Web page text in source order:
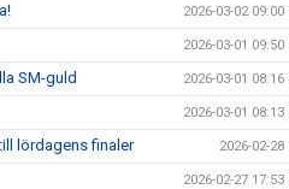
2026-03-02 09:00
2026-03-01 09:50
SM-guld 2026-03-01 08:16
2026-03-01 08:13
lördagens finaler 2026-02-28
2026-02-27 17:53